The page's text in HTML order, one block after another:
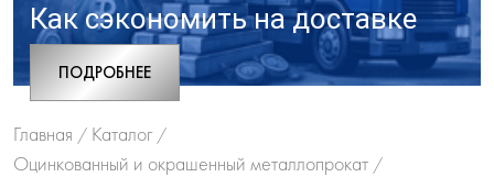
Как сэкономить на доставке
ПОДРОБНЕЕ
Главная / Каталог /
Оцинкованный и окрашенный металлопрокат /